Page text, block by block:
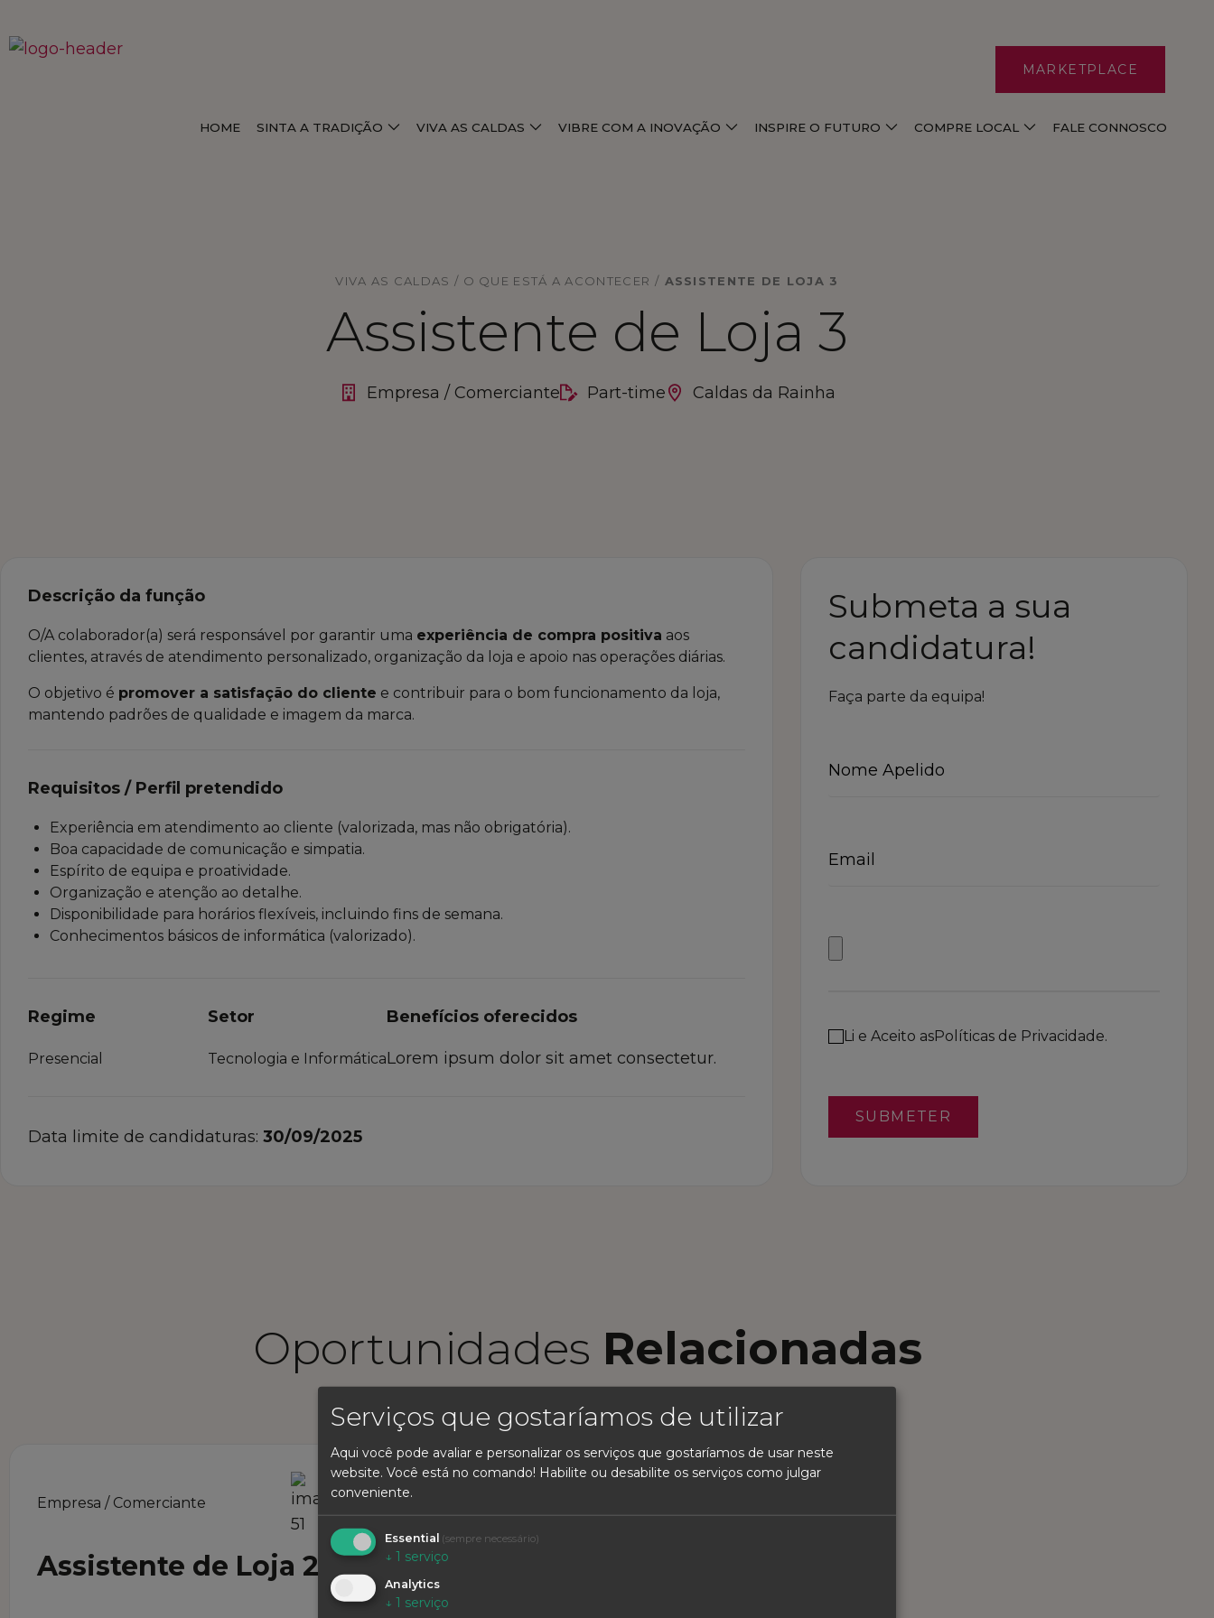
MARKETPLACE
HOME SINTA A TRADIÇÃO VIVA AS CALDAS VIBRE COM A INOVAÇÃO INSPIRE O FUTURO COMPRE LOCAL FALE CONNOSCO
VIVA AS CALDAS / O QUE ESTÁ A ACONTECER / ASSISTENTE DE LOJA 3
Assistente de Loja 3
Empresa / Comerciante Part-time Caldas da Rainha
Descrição da função
O/A colaborador(a) será responsável por garantir uma experiência de compra positiva aos
clientes, através de atendimento personalizado, organização da loja e apoio nas operações diárias.
O objetivo é promover a satisfação do cliente e contribuir para o bom funcionamento da loja,
mantendo padrões de qualidade e imagem da marca.
Requisitos / Perfil pretendido
Experiência em atendimento ao cliente (valorizada, mas não obrigatória).
Boa capacidade de comunicação e simpatia.
Espírito de equipa e proatividade.
Organização e atenção ao detalhe.
Disponibilidade para horários flexíveis, incluindo fins de semana.
Conhecimentos básicos de informática (valorizado).
Regime
Presencial
Setor
Tecnologia e Informática
Benefícios oferecidos
Lorem ipsum dolor sit amet consectetur.
Data limite de candidaturas: 30/09/2025
Submeta a sua
candidatura!
Faça parte da equipa!
Li e Aceito asPolíticas de Privacidade.
SUBMETER
Oportunidades Relacionadas
Empresa / Comerciante
Assistente de Loja 2 Assistente de Loja
Serviços que gostaríamos de utilizar
Aqui você pode avaliar e personalizar os serviços que gostaríamos de usar neste
website. Você está no comando! Habilite ou desabilite os serviços como julgar
conveniente.
Essential (sempre necessário)
↓ 1 serviço
Analytics
↓ 1 serviço